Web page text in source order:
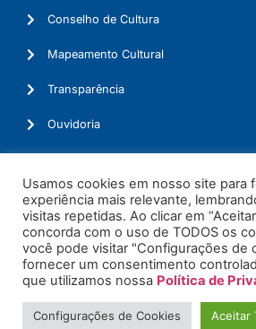
Conselho de Cultura
Mapeamento Cultural
Transparência
Ouvidoria
© 2026. Todos os Direitos
Usamos cookies em nosso site para
experiência mais relevante,
visitas repetidas. Ao clicar em
concorda com o uso de TODOS os
você pode visitar "Configurações de
fornecer um consentimento
que utilizamos nossa Política de
Configurações de Cookies Aceitar